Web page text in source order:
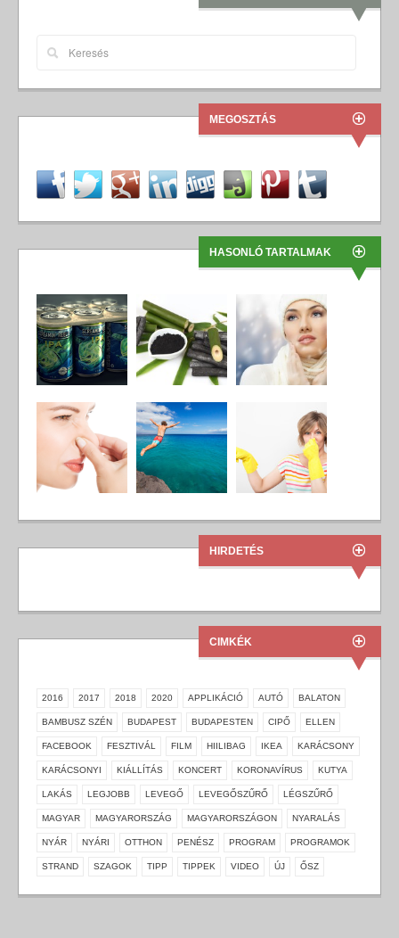
MEGOSZTÁS
HASONLÓ TARTALMAK
HIRDETÉS
CIMKÉK
2016 2017 2018 2020 APPLIKÁCIÓ AUTÓ BALATON
BAMBUSZ SZÉN BUDAPEST BUDAPESTEN CIPŐ ELLEN
FACEBOOK FESZTIVÁL FILM HIILIBAG IKEA KARÁCSONY
KARÁCSONYI KIÁLLÍTÁS KONCERT KORONAVÍRUS KUTYA
LAKÁS LEGJOBB LEVEGŐ LEVEGŐSZŰRŐ LÉGSZŰRŐ
MAGYAR MAGYARORSZÁG MAGYARORSZÁGON NYARALÁS
NYÁR NYÁRI OTTHON PENÉSZ PROGRAM PROGRAMOK
STRAND SZAGOK TIPP TIPPEK VIDEO ÚJ ŐSZ